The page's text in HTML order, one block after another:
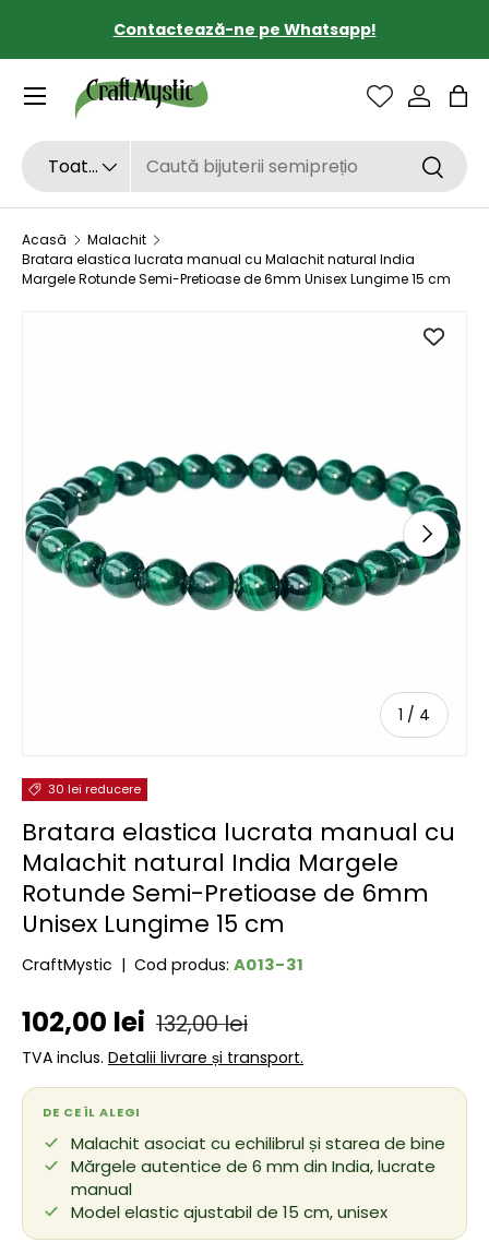
SARI LA CONȚINUT
Contactează-ne pe Whatsapp!
Căutare
Tipul de produs
Toate
Sac
Acasă
Malachit
Bratara elastica lucrata manual cu Malachit natural India
Margele Rotunde Semi-Pretioase de 6mm Unisex Lungime 15 cm
1 / de
4
30 lei reducere
Bratara elastica lucrata manual cu
Malachit natural India Margele
Rotunde Semi-Pretioase de 6mm
Unisex Lungime 15 cm
CraftMystic | Cod produs: A013-31
Preț de vânzare
102,00 lei Preț obișnuit
132,00 lei
TVA inclus. Detalii livrare și transport.
DE CE ÎL ALEGI
Malachit asociat cu echilibrul și starea de bine
Mărgele autentice de 6 mm din India, lucrate
manual
Model elastic ajustabil de 15 cm, unisex